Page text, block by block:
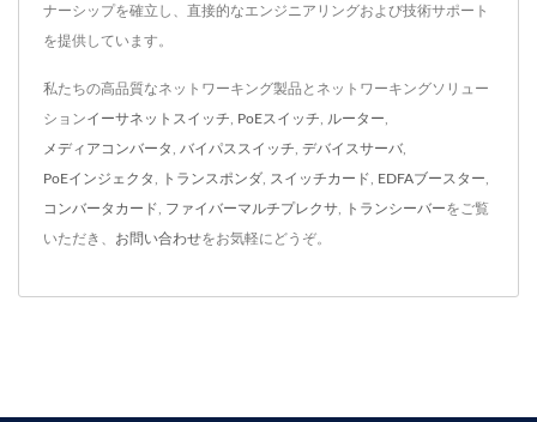
ナーシップを確立し、直接的なエンジニアリングおよび技術サポート
を提供しています。
私たちの高品質なネットワーキング製品とネットワーキングソリュー
ションイーサネットスイッチ PoEスイッチ ルーター
メディアコンバータ バイパススイッチ デバイスサーバ
PoEインジェクタ トランスポンダ スイッチカード EDFAブースター
コンバータカード ファイバーマルチプレクサ トランシーバーをご覧
いただき、 お問い合わせをお気軽にどうぞ。